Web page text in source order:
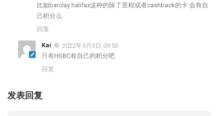
比如barclay halifax这种的除了里程或者cashback的卡 会有自
己积分么
回复
Kai
2022年9月3日 09:56
只有HSBC有自己的积分吧
回复
发表回复